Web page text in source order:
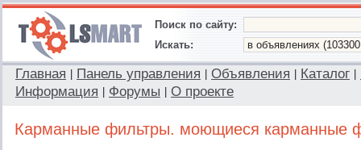
Поиск по сайту:
Искать:
Главная Панель управления Объявления Каталог
Информация
Форумы О проекте
Карманные фильтры. моющиеся карманные